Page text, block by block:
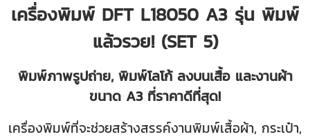
เครื่องพิมพ์ DFT L18050 A3 รุ่น พิมพ์
แล้วรวย! (SET 5)
พิมพ์ภาพรูปถ่าย, พิมพ์โลโก้ ลงบนเสื้อ และงานผ้า
ขนาด A3 ที่ราคาดีที่สุด!
เครื่องพิมพ์ที่จะช่วยสร้างสรรค์งานพิมพ์เสื้อผ้า, กระเป๋า,